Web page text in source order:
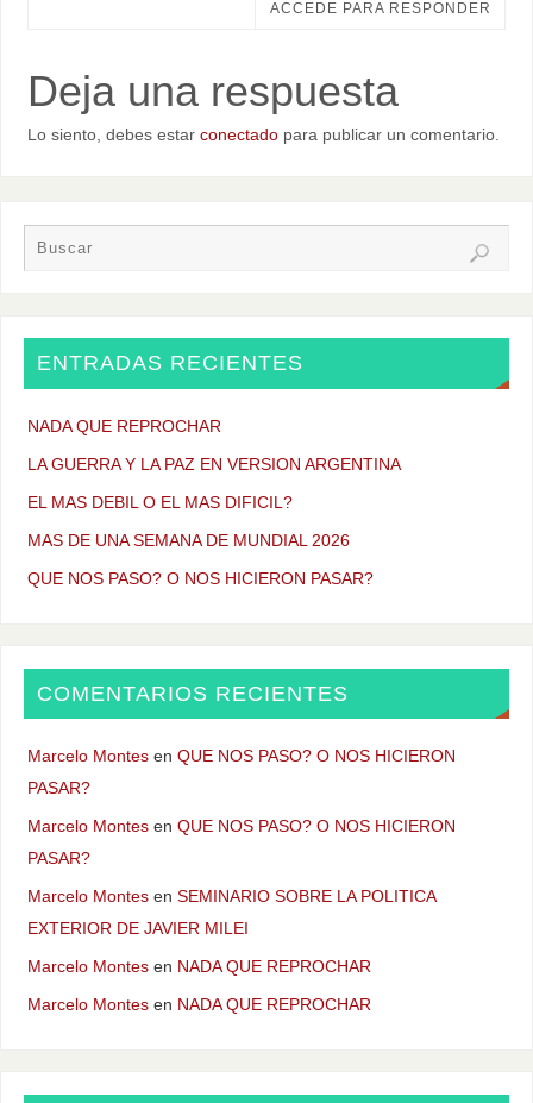
ACCEDE PARA RESPONDER
Deja una respuesta
Lo siento, debes estar conectadopara publicar un comentario.
ENTRADAS RECIENTES
NADA QUE REPROCHAR
LA GUERRA Y LA PAZ EN VERSION ARGENTINA
EL MAS DEBIL O EL MAS DIFICIL?
MAS DE UNA SEMANA DE MUNDIAL 2026
QUE NOS PASO? O NOS HICIERON PASAR?
COMENTARIOS RECIENTES
Marcelo Montesen QUE NOS PASO? O NOS HICIERON
PASAR?
Marcelo Montesen QUE NOS PASO? O NOS HICIERON
PASAR?
Marcelo Montesen SEMINARIO SOBRE LA POLITICA
EXTERIOR DE JAVIER MILEI
Marcelo Montesen NADA QUE REPROCHAR
Marcelo Montesen NADA QUE REPROCHAR